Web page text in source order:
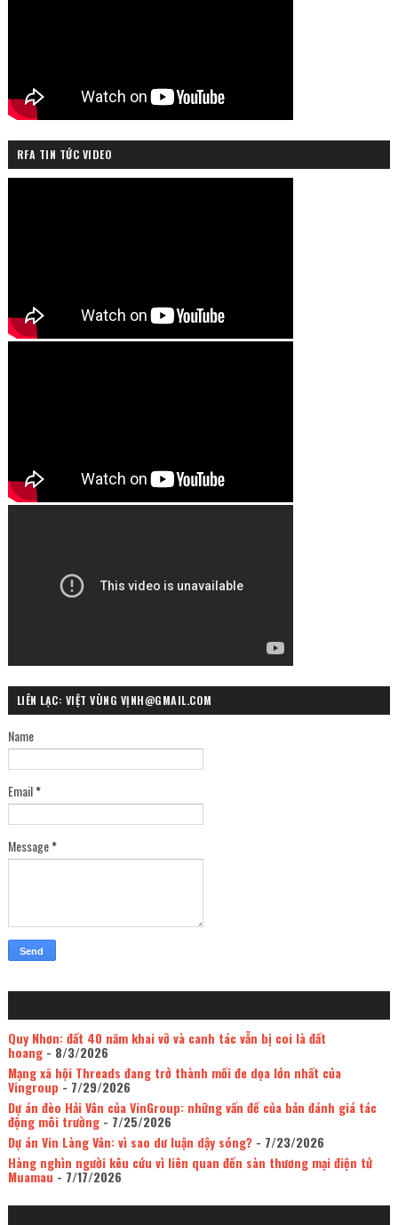
RFA TIN TỨC VIDEO
LIÊN LẠC: VIỆT VÙNG VỊNH@GMAIL.COM
Name
Email*
Message*
Quy Nhơn: đất 40 năm khai vỡ và canh tác vẫn bị coi là đất
hoang- 8/3/2026
Mạng xã hội Threads đang trở thành mối đe dọa lớn nhất của
Vingroup - 7/29/2026
Dự án đèo Hải Vân của VinGroup: những vấn đề của bản đánh giá tác
động môi trường- 7/25/2026
Dự án Vin Làng Vân: vì sao dư luận dậy sóng?- 7/23/2026
Hàng nghìn người kêu cứu vì liên quan đến sàn thương mại điện tử
Muamau- 7/17/2026